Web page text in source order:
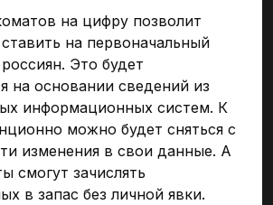
на цифру позволит
на первоначальный
Это будет
на основании сведений из
информационных систем. К
можно будет сняться с
изменения в свои данные. А
смогут зачислять
в запас без личной явки.